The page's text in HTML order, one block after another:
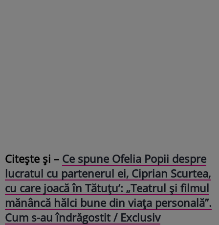
Citește și – Ce spune Ofelia Popii despre
lucratul cu partenerul ei, Ciprian Scurtea,
cu care joacă în Tătuțu’: „Teatrul și filmul
mănâncă hălci bune din viața personală”.
Cum s-au îndrăgostit / Exclusiv